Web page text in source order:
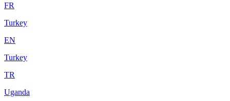
FR
Turkey
EN
Turkey
TR
Uganda